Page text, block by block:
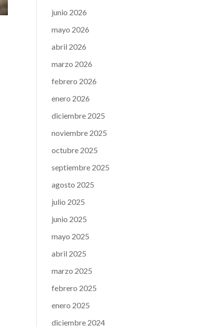
junio 2026
mayo 2026
abril 2026
marzo 2026
febrero 2026
enero 2026
diciembre 2025
noviembre 2025
octubre 2025
septiembre 2025
agosto 2025
julio 2025
junio 2025
mayo 2025
abril 2025
marzo 2025
febrero 2025
enero 2025
diciembre 2024